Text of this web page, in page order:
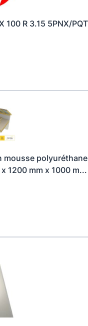
100 R 3.15 5PNX/PQT
mousse polyuréthane
1200 mm x 1000 m...